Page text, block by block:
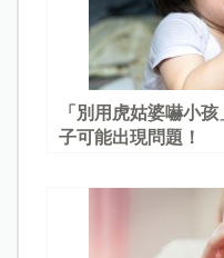
「別用虎姑婆嚇小
子可能出現問題！